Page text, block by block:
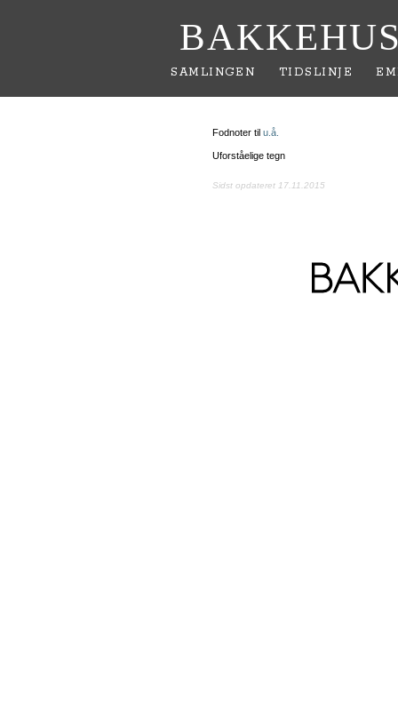
SAMLINGEN TIDSLINJE
Fodnoter til u.å.
Uforståelige tegn
Sidst opdateret 17.11.2015